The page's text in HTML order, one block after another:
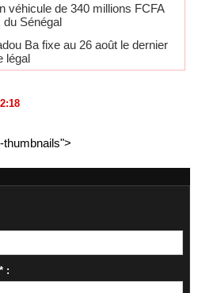
véhicule de 340 millions FCFA
du Sénégal
Ba fixe au 26 août le dernier
légal
thumbnails">
: